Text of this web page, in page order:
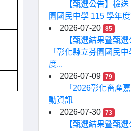
【甄選公告】檢
園國民中學 115 學年
2026-07-20
85
【甄選結果暨甄
「彰化縣立芬園國民
度...
2026-07-09
79
「2026彰化畜產
動資訊
2026-07-30
73
【甄選結果暨甄